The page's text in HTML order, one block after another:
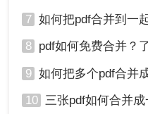
7 如何把pdf合并到一起打
8 pdf如何免费合并？
9 如何把多个pdf合并成一
10 三张pdf如何合并成一